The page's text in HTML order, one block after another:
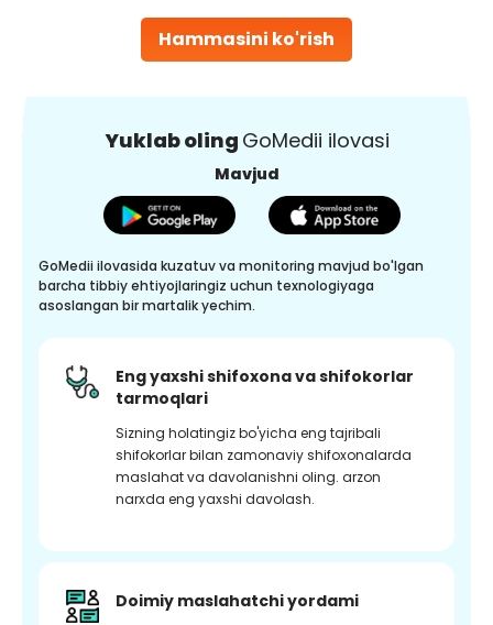
Hammasini ko'rish
Yuklab oling GoMedii ilovasi
Mavjud
GoMedii ilovasida kuzatuv va monitoring mavjud bo'lgan
barcha tibbiy ehtiyojlaringiz uchun texnologiyaga
asoslangan bir martalik yechim.
Eng yaxshi shifoxona va shifokorlar
tarmoqlari
Sizning holatingiz bo'yicha eng tajribali
shifokorlar bilan zamonaviy shifoxonalarda
maslahat va davolanishni oling. arzon
narxda eng yaxshi davolash.
Doimiy maslahatchi yordami